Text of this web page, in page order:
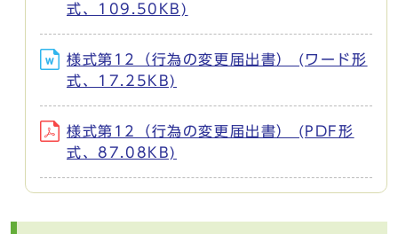
式、109.50KB)
様式第12（行為の変更届出書） (ワード形
式、17.25KB)
様式第12（行為の変更届出書） (PDF形
式、87.08KB)